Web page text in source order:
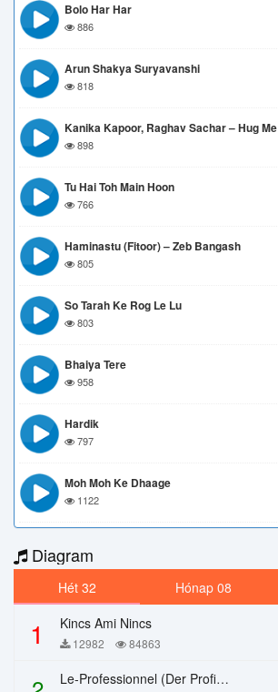
Bolo Har Har
886
Arun Shakya Suryavanshi
818
Kanika Kapoor, Raghav Sachar – Hug Me
898
Tu Hai Toh Main Hoon
766
Haminastu (Fitoor) – Zeb Bangash
805
So Tarah Ke Rog Le Lu
803
Bhaiya Tere
958
Hardik
797
Moh Moh Ke Dhaage
1122
Diagram
Hét 32 Hónap 08
1 Kincs Ami Nincs
12982 84863
Le-Professionnel (Der Profi) – Chi Mai